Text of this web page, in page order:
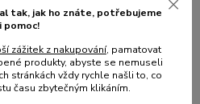
tak, jak ho znáte, potřebujeme
pomoc!
zážitek z nakupování, pamatovat
produkty, abyste se nemuseli
stránkách vždy rychle našli to, co
času zbytečným klikáním.